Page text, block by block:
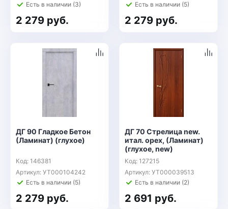
Есть в наличии (3)
2 279 руб.
Есть в наличии (5)
2 279 руб.
ДГ 90 Гладкое Бетон
(Ламинат) (глухое)
Код: 146381
Артикул: УТ000104242
Есть в наличии (5)
2 279 руб.
ДГ 70 Стрелица new.
итал. орех, (Ламинат)
(глухое, new)
Код: 127215
Артикул: УТ000039513
Есть в наличии (2)
2 691 руб.